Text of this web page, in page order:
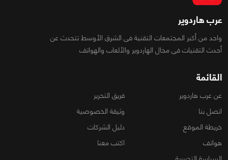
عرب هاردوير
واحد من أكبر المجتمعات التقنية فى الشرق الأوسط تتحدث عن
أحدث التقنيات فى مجال الهاردوير والألعاب والهواتف
القائمة
عن عرب هاردوير
فريق التحرير
اتصل بنا
وثيقة الخصوصية
خريطة الموقع
دليل الشركات
هواتف
اكتب معنا